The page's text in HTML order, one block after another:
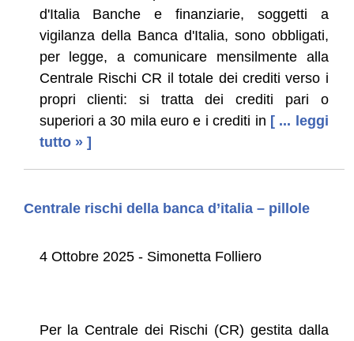
d'Italia Banche e finanziarie, soggetti a
vigilanza della Banca d'Italia, sono obbligati,
per legge, a comunicare mensilmente alla
Centrale Rischi CR il totale dei crediti verso i
propri clienti: si tratta dei crediti pari o
superiori a 30 mila euro e i crediti in [ ... leggi
tutto » ]
Centrale rischi della banca d’italia – pillole
4 Ottobre 2025 - Simonetta Folliero
Per la Centrale dei Rischi (CR) gestita dalla